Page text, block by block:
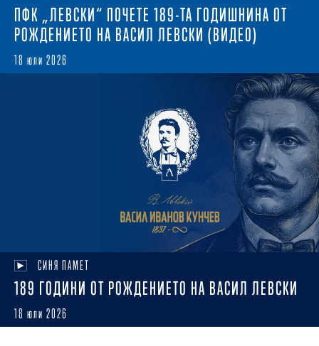
ПФК „ЛЕВСКИ“ ПОЧЕТЕ 189-ТА ГОДИШНИНА ОТ
РОЖДЕНИЕТО НА ВАСИЛ ЛЕВСКИ (ВИДЕО)
18 юли 2026
СИНЯ ПАМЕТ
189 ГОДИНИ ОТ РОЖДЕНИЕТО НА ВАСИЛ ЛЕВСКИ
18 юли 2026